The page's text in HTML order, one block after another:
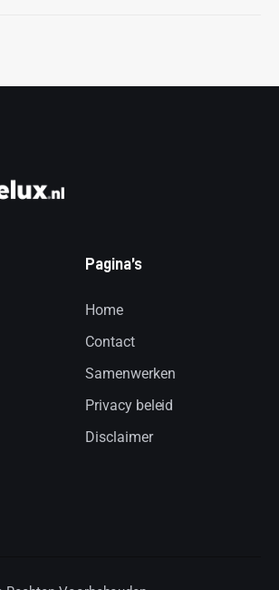
Pagina’s
Home
Contact
Samenwerken
Privacy beleid
Disclaimer